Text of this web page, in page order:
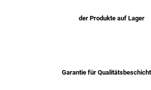
der Produkte auf Lager
Garantie für